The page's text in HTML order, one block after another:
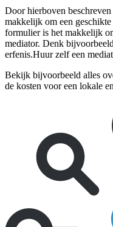
Door hierboven
makkelijk om een
formulier is het makkelijk
mediator. Denk
erfenis.Huur zelf een
Bekijk bijvoorbeeld alles
de kosten voor een lokale